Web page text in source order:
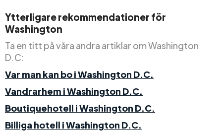
Ytterligare rekommendationer för
Washington
Ta en titt på våra andra artiklar om Washington
D.C:
Var man kan bo i Washington D.C.
Vandrarhem i Washington D.C.
Boutiquehotell i Washington D.C.
Billiga hotell i Washington D.C.